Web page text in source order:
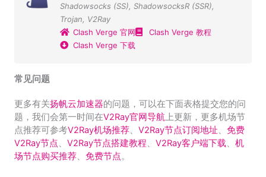
Shadowsocks (SS), ShadowsocksR (SSR),
Trojan, V2Ray
Clash Verge 官网
Clash Verge 教程
Clash Verge 下载
常见问题
更多有关扬帆云加速器的问题，可以在下面表格提交您的问
题，我们会第一时间在V2Ray官网导航 上更新，更多机场节
点推荐可参考V2Ray机场推荐、 V2Ray节点订阅地址
免费
V2Ray节点
V2Ray节点搭建教程 V2Ray客户端下载
机
场节点购买推荐、 免费节点。